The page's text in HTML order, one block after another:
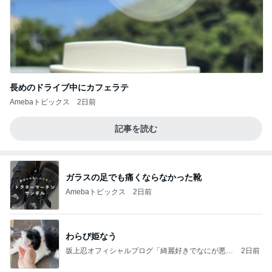
長めのドライブ中にカフェラテ
Amebaトピックス 2日前
記事を読む
ガラスの足でも痛くならなかった靴
Amebaトピックス 2日前
わらび姫なう
坂上忍オフィシャルブログ「綺麗好きでなにが悪
2日前